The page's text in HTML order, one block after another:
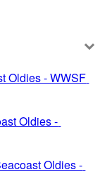
Oldies - WWSF
Oldies -
Oldies -